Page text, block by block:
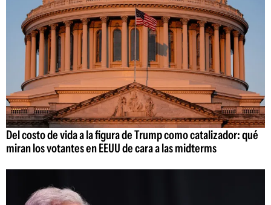
Del costo de vida a la figura de Trump como catalizador: qué
miran los votantes en EEUU de cara a las midterms